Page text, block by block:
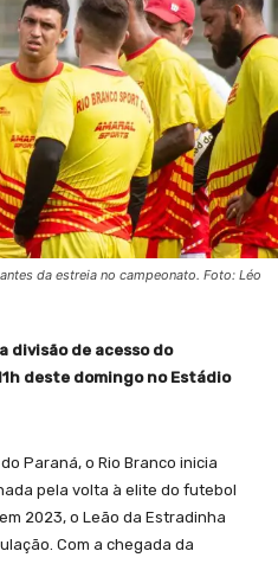
da estreia no campeonato. Foto: Léo
divisão de acesso do
deste domingo no Estádio
Paraná, o Rio Branco inicia
pela volta à elite do futebol
2023, o Leão da Estradinha
Com a chegada da